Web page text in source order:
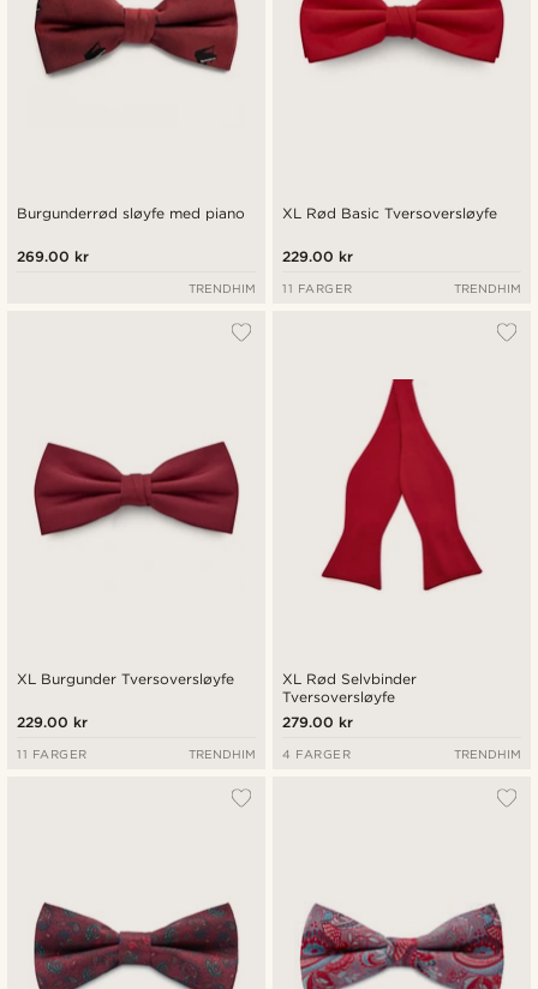
Burgunderrød sløyfe med piano
269.00 kr
TRENDHIM
XL Rød Basic Tversoversløyfe
229.00 kr
11 FARGER TRENDHIM
XL Burgunder Tversoversløyfe
229.00 kr
11 FARGER TRENDHIM
XL Rød Selvbinder
Tversoversløyfe
279.00 kr
4 FARGER TRENDHIM